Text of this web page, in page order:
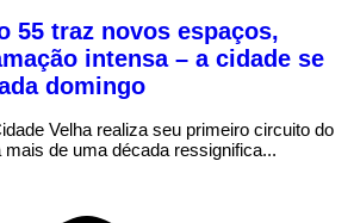
55 traz novos espaços,
intensa – a cidade se
domingo
Velha realiza seu primeiro circuito do
mais de uma década ressignifica...